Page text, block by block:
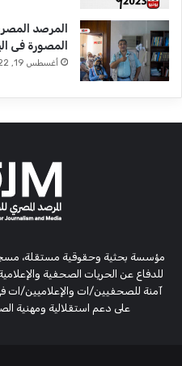
المرصد
المصورة فى
أغسطس 19, 2022
للدفاع عن الحريات الصحفية
آمنة للصحفيين/ات والإعلاميين/ات
على دعم استقلالية ومهنية